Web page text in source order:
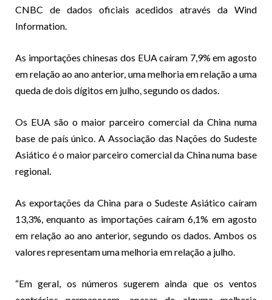
CNBC de dados oficiais acedidos através da Wind
Information.
As importações chinesas dos EUA caíram 7,9% em agosto
em relação ao ano anterior, uma melhoria em relação a uma
queda de dois dígitos em julho, segundo os dados.
Os EUA são o maior parceiro comercial da China numa
base de país único. A Associação das Nações do Sudeste
Asiático é o maior parceiro comercial da China numa base
regional.
As exportações da China para o Sudeste Asiático caíram
13,3%, enquanto as importações caíram 6,1% em agosto
em relação ao ano anterior, segundo os dados. Ambos os
valores representam uma melhoria em relação a julho.
“Em geral, os números sugerem ainda que os ventos